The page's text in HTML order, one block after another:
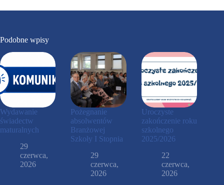
Podobne wpisy
Wydawanie
świadectw
maturalnych
29
czerwca,
2026
Pożegnanie
absolwentów
Branżowej
Szkoły I Stopnia
29
czerwca,
2026
Uroczyste
zakończenie roku
szkolnego
2025/2026
22
czerwca,
2026